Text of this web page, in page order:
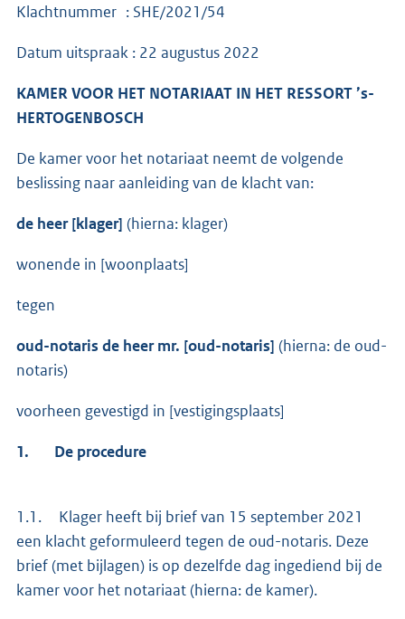
Klachtnummer : SHE/2021/54
Datum uitspraak : 22 augustus 2022
KAMER VOOR HET NOTARIAAT IN HET RESSORT ’s-
HERTOGENBOSCH
De kamer voor het notariaat neemt de volgende
beslissing naar aanleiding van de klacht van:
de heer [klager] (hierna: klager)
wonende in [woonplaats]
tegen
oud-notaris de heer mr. [oud-notaris] (hierna: de oud-
notaris)
voorheen gevestigd in [vestigingsplaats]
1. De procedure
1.1. Klager heeft bij brief van 15 september 2021
een klacht geformuleerd tegen de oud-notaris. Deze
brief (met bijlagen) is op dezelfde dag ingediend bij de
kamer voor het notariaat (hierna: de kamer).